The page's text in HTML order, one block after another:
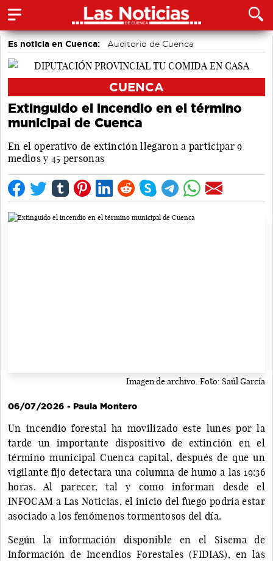
Es noticia en Cuenca: Auditorio de Cuenca
CUENCA
Extinguido el incendio en el término
municipal de Cuenca
En el operativo de extinción llegaron a participar 9
medios y 45 personas
Imagen de archivo. Foto: Saúl García
06/07/2026 - Paula Montero
Un incendio forestal ha movilizado este lunes por la
tarde un importante dispositivo de extinción en el
término municipal Cuenca capital, después de que un
vigilante fijo detectara una columna de humo a las 19:36
horas. Al parecer, tal y como informan desde el
INFOCAM a Las Noticias, el inicio del fuego podría estar
asociado a los fenómenos tormentosos del día.
Según la información disponible en el Sisema de
Información de Incendios Forestales (FIDIAS), en las